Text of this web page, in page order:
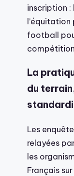
inscription :
l’équitation
football
La
du
Les
relayées
les
Français